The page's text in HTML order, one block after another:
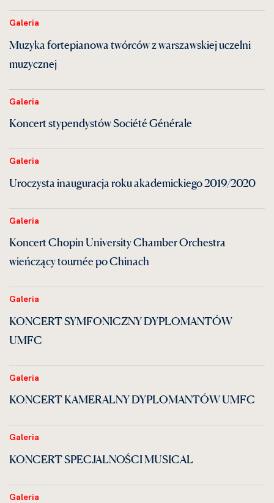
Galeria
Muzyka fortepianowa twórców z warszawskiej uczelni
muzycznej
Galeria
Koncert stypendystów Société Générale
Galeria
Uroczysta inauguracja roku akademickiego 2019/2020
Galeria
Koncert Chopin University Chamber Orchestra
wieńczący tournée po Chinach
Galeria
KONCERT SYMFONICZNY DYPLOMANTÓW
UMFC
Galeria
KONCERT KAMERALNY DYPLOMANTÓW UMFC
Galeria
KONCERT SPECJALNOŚCI MUSICAL
Galeria